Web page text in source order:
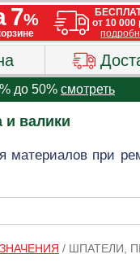
до 50% смотреть
и валики
при
/ ШПАТЕЛИ,